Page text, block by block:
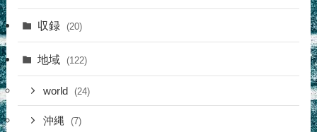
収録 (20)
地域 (122)
world (24)
沖縄 (7)